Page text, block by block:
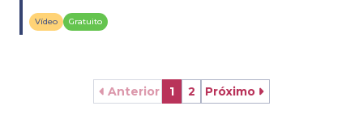
Vídeo Gratuito
Anterior 1 2 Próximo